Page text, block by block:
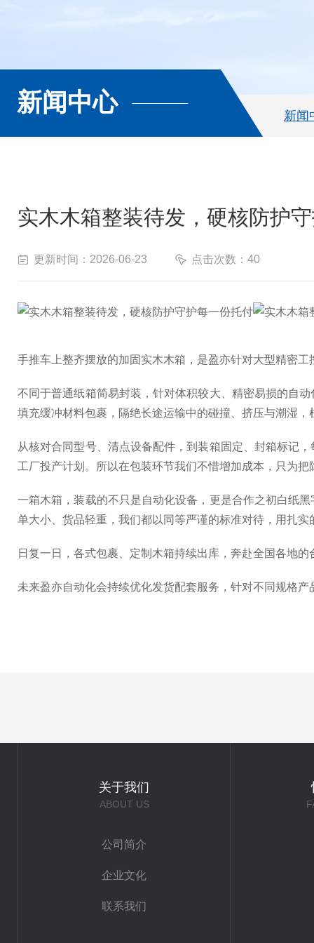
新闻中心 新闻
实木木箱整装待发，硬核防护
更新时间：2026-06-23 点击次数：40
手推车上整齐摆放的加固实木木箱，是盈亦针对大型精密
不同于普通纸箱简易封装，针对体积较大、精密易损的自
填充缓冲材料包裹，隔绝长途运输中的碰撞、挤压与潮湿
从核对合同型号、清点设备配件，到装箱固定、封箱标记
工厂投产计划。所以在包装环节我们不惜增加成本，只为
一箱木箱，装载的不只是自动化设备，更是合作之初白纸
单大小、货品轻重，我们都以同等严谨的标准对待，用扎
日复一日，各式包裹、定制木箱持续出库，奔赴全国各地
未来盈亦自动化会持续优化发货配套服务，针对不同规格
关于我们
ABOUT US
公司简介
企业文化
联系我们